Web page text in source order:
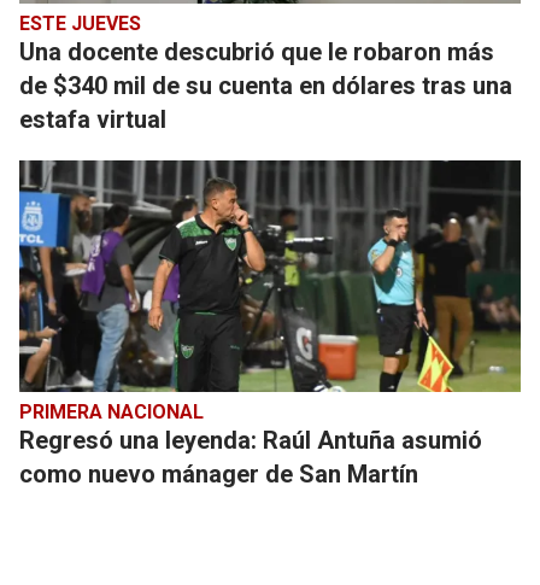
ESTE JUEVES
Una docente descubrió que le robaron más
de $340 mil de su cuenta en dólares tras una
estafa virtual
PRIMERA NACIONAL
Regresó una leyenda: Raúl Antuña asumió
como nuevo mánager de San Martín